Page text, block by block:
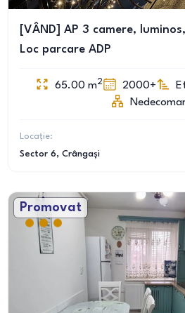
[VÂND] AP 3 camere,
Loc parcare ADP
65.00 m2 2000+
Locație:
Sector 6, Crângași
Promovat